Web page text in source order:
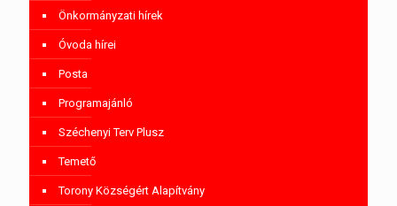
Önkormányzati hírek
Óvoda hírei
Posta
Programajánló
Széchenyi Terv Plusz
Temető
Torony Községért Alapítvány